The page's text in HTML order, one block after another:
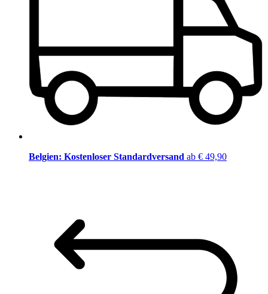
Belgien: Kostenloser Standardversand ab € 49,90